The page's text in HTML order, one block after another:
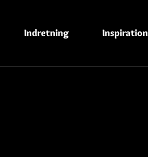
Indretning Inspiration